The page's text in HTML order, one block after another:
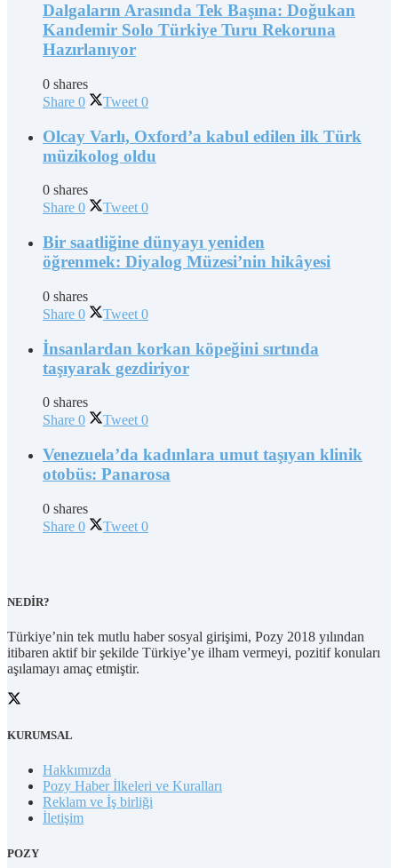
Dalgaların Arasında Tek Başına: Doğukan
Kandemir Solo Türkiye Turu Rekoruna
Hazırlanıyor
0 shares
Share 0 Tweet 0
Olcay Varlı, Oxford’a kabul edilen ilk Türk
müzikolog oldu
0 shares
Share 0 Tweet 0
Bir saatliğine dünyayı yeniden
öğrenmek: Diyalog Müzesi’nin hikâyesi
0 shares
Share 0 Tweet 0
İnsanlardan korkan köpeğini sırtında
taşıyarak gezdiriyor
0 shares
Share 0 Tweet 0
Venezuela’da kadınlara umut taşıyan klinik
otobüs: Panarosa
0 shares
Share 0 Tweet 0
NEDİR?
Türkiye’nin tek mutlu haber sosyal girişimi, Pozy 2018 yılından
itibaren aktif bir şekilde Türkiye’ye ilham vermeyi, pozitif konuları
aşılamayı amaç etmiştir.
KURUMSAL
Hakkımızda
Pozy Haber İlkeleri ve Kuralları
Reklam ve İş birliği
İletişim
POZY